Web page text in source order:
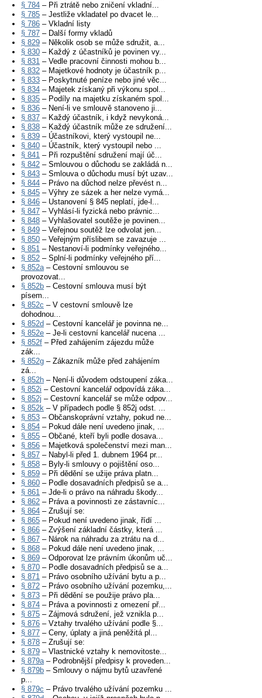
§ 784 – Při ztrátě nebo zničení vkladní...
§ 785 – Jestliže vkladatel po dvacet le...
§ 786 – Vkladní listy
§ 787 – Další formy vkladů
§ 829 – Několik osob se může sdružit, a...
§ 830 – Každý z účastníků je povinen vy...
§ 831 – Vedle pracovní činnosti mohou b...
§ 832 – Majetkové hodnoty je účastník p...
§ 833 – Poskytnuté peníze nebo jiné věc...
§ 834 – Majetek získaný při výkonu spol...
§ 835 – Podíly na majetku získaném spol...
§ 836 – Není-li ve smlouvě stanoveno ji...
§ 837 – Každý účastník, i když nevykoná...
§ 838 – Každý účastník může ze sdružení...
§ 839 – Účastníkovi, který vystoupil ne...
§ 840 – Účastník, který vystoupil nebo ...
§ 841 – Při rozpuštění sdružení mají úč...
§ 842 – Smlouvou o důchodu se zakládá n...
§ 843 – Smlouva o důchodu musí být uzav...
§ 844 – Právo na důchod nelze převést n...
§ 845 – Výhry ze sázek a her nelze vymá...
§ 846 – Ustanovení § 845 neplatí, jde-l...
§ 847 – Vyhlásí-li fyzická nebo právnic...
§ 848 – Vyhlašovatel soutěže je povinen...
§ 849 – Veřejnou soutěž lze odvolat jen...
§ 850 – Veřejným příslibem se zavazuje ...
§ 851 – Nestanoví-li podmínky veřejného...
§ 852 – Splní-li podmínky veřejného pří...
§ 852a– Cestovní smlouvou se
provozovat...
§ 852b – Cestovní smlouva musí být
písem...
§ 852c – V cestovní smlouvě lze
dohodnou...
§ 852d – Cestovní kancelář je povinna ne...
§ 852e – Je-li cestovní kancelář nucena ...
§ 852f – Před zahájením zájezdu může
zák...
§ 852g – Zákazník může před zahájením
zá...
§ 852h – Není-li důvodem odstoupení záka...
§ 852i – Cestovní kancelář odpovídá záka...
§ 852j – Cestovní kancelář se může odpov...
§ 852k – V případech podle § 852j odst. ...
§ 853 – Občanskoprávní vztahy, pokud ne...
§ 854 – Pokud dále není uvedeno jinak, ...
§ 855 – Občané, kteří byli podle dosava...
§ 856 – Majetková společenství mezi man...
§ 857 – Nabyl-li před 1. dubnem 1964 pr...
§ 858 – Byly-li smlouvy o pojištění oso...
§ 859 – Při dědění se užije práva platn...
§ 860 – Podle dosavadních předpisů se a...
§ 861 – Jde-li o právo na náhradu škody...
§ 862 – Práva a povinnosti ze zástavníc...
§ 864 – Zrušují se:
§ 865 – Pokud není uvedeno jinak, řídí ...
§ 866 – Zvýšení základní částky, která ...
§ 867 – Nárok na náhradu za ztrátu na d...
§ 868 – Pokud dále není uvedeno jinak, ...
§ 869 – Odporovat lze právním úkonům uč...
§ 870 – Podle dosavadních předpisů se a...
§ 871 – Právo osobního užívání bytu a p...
§ 872 – Právo osobního užívání pozemku,...
§ 873 – Při dědění se použije právo pla...
§ 874 – Práva a povinnosti z omezení př...
§ 875 – Zájmová sdružení, jež vznikla p...
§ 876 – Vztahy trvalého užívání podle §...
§ 877 – Ceny, úplaty a jiná peněžitá pl...
§ 878 – Zrušují se:
§ 879 – Vlastnické vztahy k nemovitoste...
§ 879a– Podrobnější předpisy k proveden...
§ 879b – Smlouvy o nájmu bytů uzavřené
p...
§ 879c – Právo trvalého užívání pozemku ...